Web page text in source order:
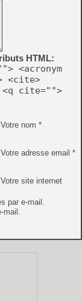
HTML:
<acronym
<cite>
<q cite="">
Votre nom *
Votre adresse email *
Votre site internet
par e-mail.
mail.